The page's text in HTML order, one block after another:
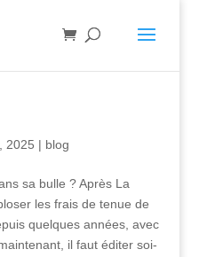
2025 | blog
sa bulle ? Après La
les frais de tenue de
quelques années, avec
il faut éditer soi-